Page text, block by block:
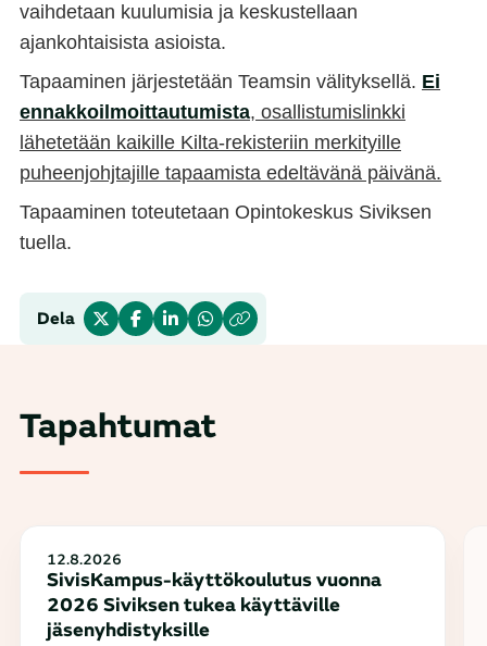
vaihdetaan kuulumisia ja keskustellaan
ajankohtaisista asioista.
Tapaaminen järjestetään Teamsin välityksellä. Ei
ennakkoilmoittautumista, osallistumislinkki
lähetetään kaikille Kilta-rekisteriin merkityille
puheenjohjtajille tapaamista edeltävänä päivänä.
Tapaaminen toteutetaan Opintokeskus Siviksen
tuella.
Dela
Tapahtumat
12.8.2026
SivisKampus-käyttökoulutus vuonna
2026 Siviksen tukea käyttäville
jäsenyhdistyksille